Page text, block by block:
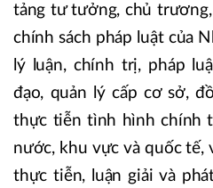
tảng tư tưởng, chủ
chính sách pháp luật của
lý luận, chính trị, pháp
đạo, quản lý cấp cơ sở,
thực tiễn tình hình chính
nước, khu vực và quốc tế,
thực tiễn, luận giải và